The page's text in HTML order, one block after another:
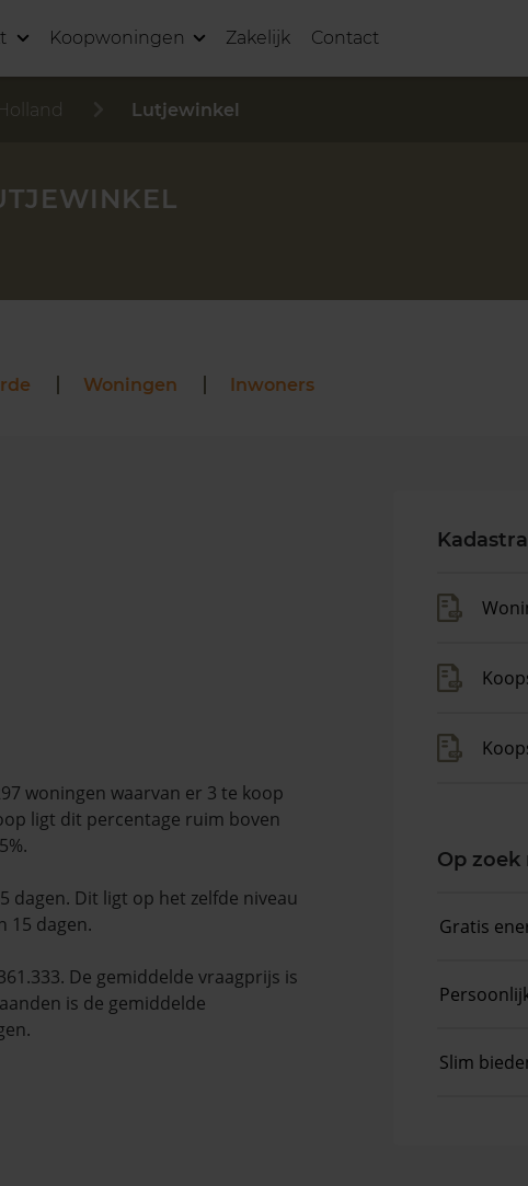
Koopwoningen Zakelijk Contact
Lutjewinkel
Woningen Inwoners
woningen waarvan er 3 te koop
ligt dit percentage ruim boven
dagen. Dit ligt op het zelfde niveau
15 dagen.
De gemiddelde vraagprijs is
is de gemiddelde
Op
Gratis
Slim